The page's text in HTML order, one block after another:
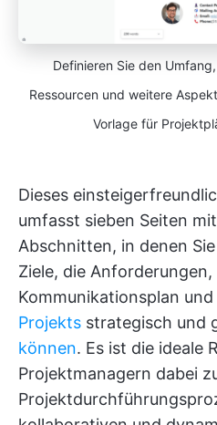
Definieren Sie den
Ressourcen und weitere
Vorlage für
Dieses
umfasst sieben Seiten
Abschnitten, in denen Sie
Ziele, die
Kommunikationsplan
Projekts strategisch und
können. Es ist die ideale
Projektmanagern dabei